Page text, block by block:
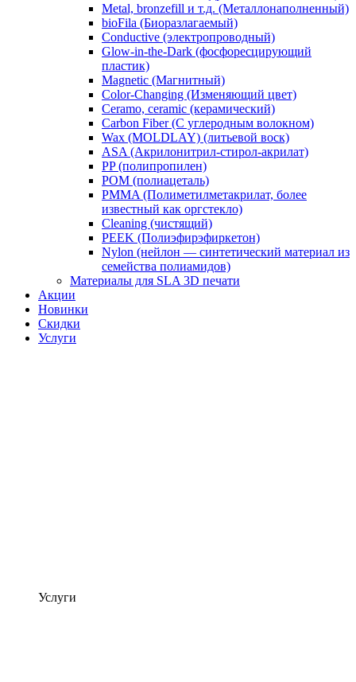
Metal, bronzefill и т.д. (Металлонаполненный)
bioFila (Биоразлагаемый)
Conductive (электропроводный)
Glow-in-the-Dark (фосфоресцирующий
пластик)
Magnetic (Магнитный)
Color-Changing (Изменяющий цвет)
​Ceramo, ceramic (керамический)
​Carbon Fiber (С углеродным волокном)
Wax (MOLDLAY) (литьевой воск)
​ASA (Акрилонитрил-стирол-акрилат)
​PP (полипропилен)
​POM (полиацеталь)
​PMMA (Полиметилметакрилат, более
известный как оргстекло)
​Cleaning (чистящий)
PEEK (Полиэфирэфиркетон)
​Nylon (нейлон — синтетический материал из
семейства полиамидов)
Материалы для SLA 3D печати
Акции
Новинки
Скидки
Услуги
Услуги